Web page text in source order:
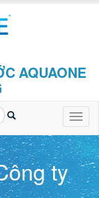
AQUAONE
ty